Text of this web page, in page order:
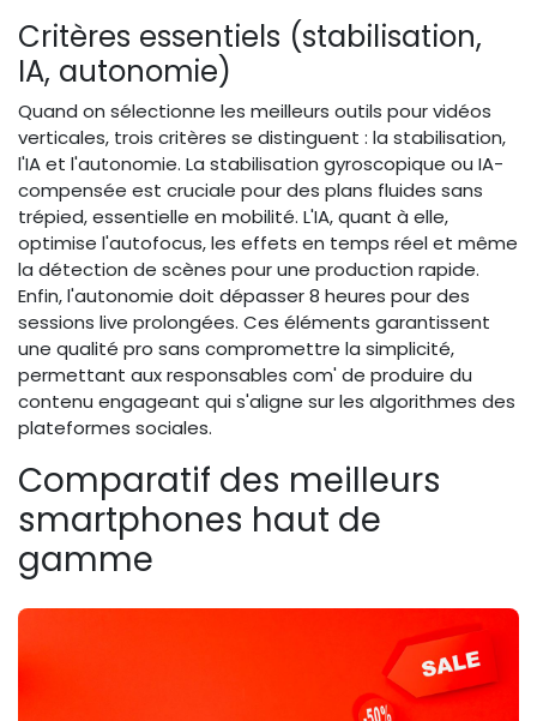
Critères essentiels (stabilisation,
IA, autonomie)
Quand on sélectionne les meilleurs outils pour vidéos
verticales, trois critères se distinguent : la stabilisation,
l'IA et l'autonomie. La stabilisation gyroscopique ou IA-
compensée est cruciale pour des plans fluides sans
trépied, essentielle en mobilité. L'IA, quant à elle,
optimise l'autofocus, les effets en temps réel et même
la détection de scènes pour une production rapide.
Enfin, l'autonomie doit dépasser 8 heures pour des
sessions live prolongées. Ces éléments garantissent
une qualité pro sans compromettre la simplicité,
permettant aux responsables com' de produire du
contenu engageant qui s'aligne sur les algorithmes des
plateformes sociales.
Comparatif des meilleurs
smartphones haut de
gamme